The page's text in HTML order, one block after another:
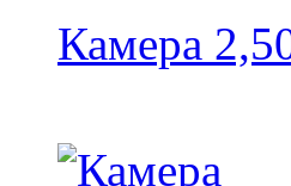
Камера